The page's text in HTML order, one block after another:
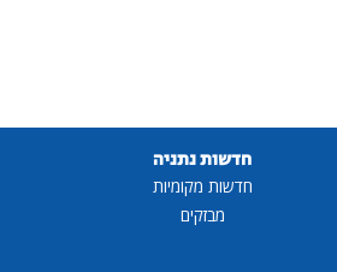
חדשות נתניה
חדשות מקומיות
מבזקים